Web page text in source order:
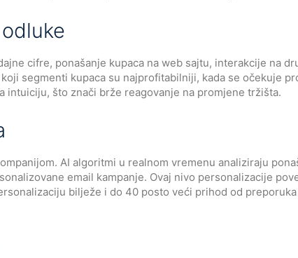
cifre, ponašanje kupaca na web sajtu, interakcije na
segmenti kupaca su najprofitabilniji, kada se očekuje
što znači brže reagovanje na promjene tržišta.
AI algoritmi u realnom vremenu analiziraju
email kampanje. Ovaj nivo personalizacije
bilježe i do 40 posto veći prihod od